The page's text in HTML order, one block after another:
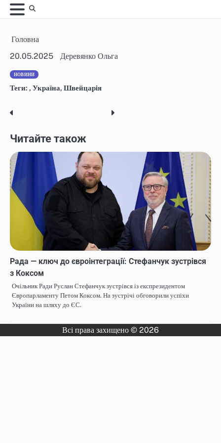
Skip
to
Головна
20.05.2025
Деревянко Ольга
НОВИНИ
Теги: , Україна, Швейцарія
Post
navigation
Читайте також
Рада — ключ до євроінтеграції: Стефанчук зустрівся
з Коксом
Очільник Ради Руслан Стефанчук зустрівся із експрезидентом
Європарламенту Петом Коксом. На зустрічі обговорили успіхи
України на шляху до ЄС.
Всі права захищено © 2026